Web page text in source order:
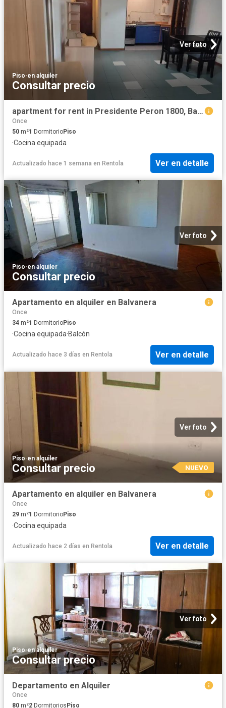
Ver foto
Piso·en alquiler
Consultar precio
apartment for rent in Presidente Peron 1800, Balvanera, Ciudad Autónoma de Buenos Aires, Argentina
Once
50 m²1 DormitorioPiso
·Cocina equipada
Actualizado hace 1 semana en Rentola Ver en detalle
Ver foto
Piso·en alquiler
Consultar precio
Apartamento en alquiler en Balvanera
Once
34 m²1 DormitorioPiso
·Cocina equipada·Balcón
Actualizado hace 3 días en Rentola Ver en detalle
Ver foto
Piso·en alquiler
Consultar precio NUEVO
Apartamento en alquiler en Balvanera
Once
29 m²1 DormitorioPiso
·Cocina equipada
Actualizado hace 2 días en Rentola Ver en detalle
Ver foto
Piso·en alquiler
Consultar precio
Departamento en Alquiler
Once
80 m²2 Dormitorios Piso